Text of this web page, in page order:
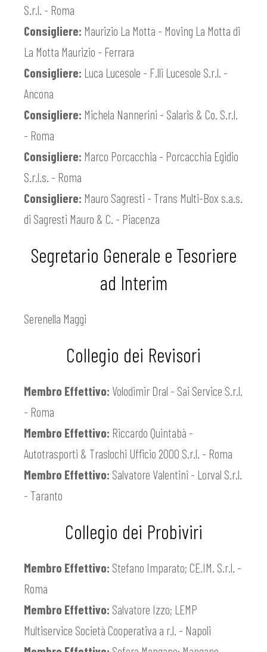
S.r.l. - Roma
Consigliere: Maurizio La Motta - Moving La Motta di
La Motta Maurizio - Ferrara
Consigliere: Luca Lucesole - F.lli Lucesole S.r.l. -
Ancona
Consigliere: Michela Nannerini - Salaris & Co. S.r.l.
- Roma
Consigliere: Marco Porcacchia - Porcacchia Egidio
S.r.l.s. - Roma
Consigliere: Mauro Sagresti - Trans Multi-Box s.a.s.
di Sagresti Mauro & C. - Piacenza
Segretario Generale e Tesoriere
ad Interim
Serenella Maggi
Collegio dei Revisori
Membro Effettivo: Volodimir Dral - Sai Service S.r.l.
- Roma
Membro Effettivo: Riccardo Quintabà -
Autotrasporti & Traslochi Ufficio 2000 S.r.l. - Roma
Membro Effettivo: Salvatore Valentini - Lorval S.r.l.
- Taranto
Collegio dei Probiviri
Membro Effettivo: Stefano Imparato; CE.IM. S.r.l. -
Roma
Membro Effettivo: Salvatore Izzo; LEMP
Multiservice Società Cooperativa a r.l. - Napoli